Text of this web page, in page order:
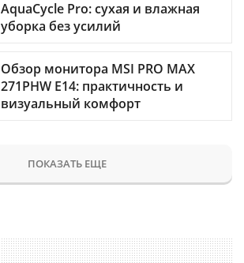
AquaCycle Pro: сухая и влажная
уборка без усилий
Обзор монитора MSI PRO MAX
271PHW E14: практичность и
визуальный комфорт
ПОКАЗАТЬ ЕЩЕ